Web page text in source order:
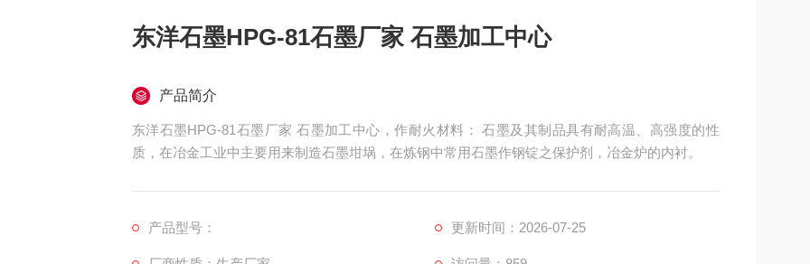
东洋石墨HPG-81石墨厂家 石墨加工中心
产品简介
东洋石墨HPG-81石墨厂家 石墨加工中心，作耐火材料： 石墨及其制品具有耐高温、高强度的性
质，在冶金工业中主要用来制造石墨坩埚，在炼钢中常用石墨作钢锭之保护剂，冶金炉的内衬。
产品型号： 更新时间：2026-07-25